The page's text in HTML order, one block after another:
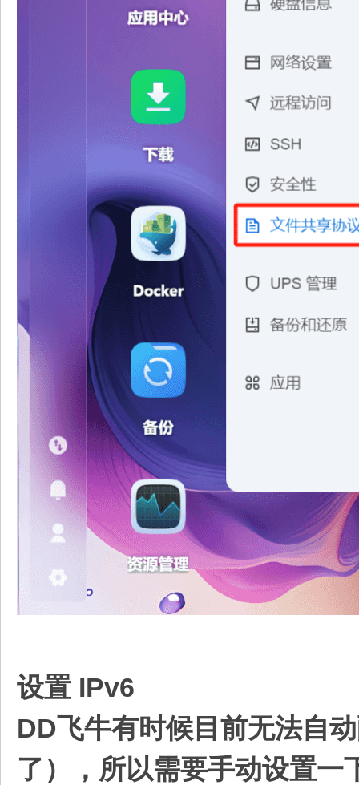
设置 IPv6
DD飞牛有时候目前无法自
了），所以需要手动设置一